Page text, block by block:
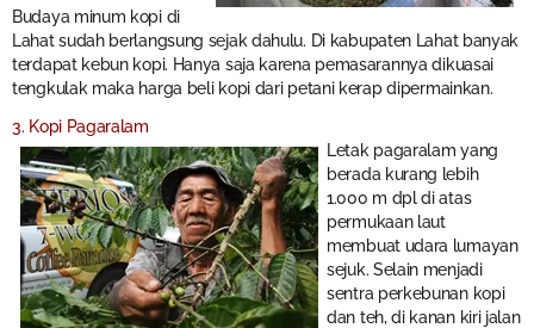
Budaya minum kopi di
Lahat sudah berlangsung sejak dahulu. Di kabupaten Lahat banyak
terdapat kebun kopi. Hanya saja karena pemasarannya dikuasai
tengkulak maka harga beli kopi dari petani kerap dipermainkan.
3. Kopi Pagaralam
Letak pagaralam yang
berada kurang lebih
1.000 m dpl di atas
permukaan laut
membuat udara lumayan
sejuk. Selain menjadi
sentra perkebunan kopi
dan teh, di kanan kiri jalan